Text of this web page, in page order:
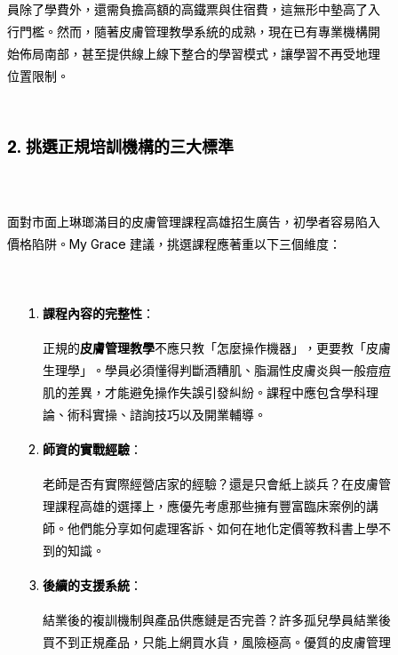
員除了學費外，還需負擔高額的高鐵票與住宿費，這無形中墊高了入
行門檻。然而，隨著皮膚管理教學系統的成熟，現在已有專業機構開
始佈局南部，甚至提供線上線下整合的學習模式，讓學習不再受地理
位置限制。
2. 挑選正規培訓機構的三大標準
面對市面上琳瑯滿目的皮膚管理課程高雄招生廣告，初學者容易陷入
價格陷阱。My Grace 建議，挑選課程應著重以下三個維度：
課程內容的完整性 ：
正規的皮膚管理教學不應只教「怎麼操作機器」，更要教「皮膚
生理學」。學員必須懂得判斷酒糟肌、脂漏性皮膚炎與一般痘痘
肌的差異，才能避免操作失誤引發糾紛。課程中應包含學科理
論、術科實操、諮詢技巧以及開業輔導。
師資的實戰經驗 ：
老師是否有實際經營店家的經驗？還是只會紙上談兵？在皮膚管
理課程高雄的選擇上，應優先考慮那些擁有豐富臨床案例的講
師。他們能分享如何處理客訴、如何在地化定價等教科書上學不
到的知識。
後續的支援系統 ：
結業後的複訓機制與產品供應鏈是否完善？許多孤兒學員結業後
買不到正規產品，只能上網買水貨，風險極高。優質的皮膚管理